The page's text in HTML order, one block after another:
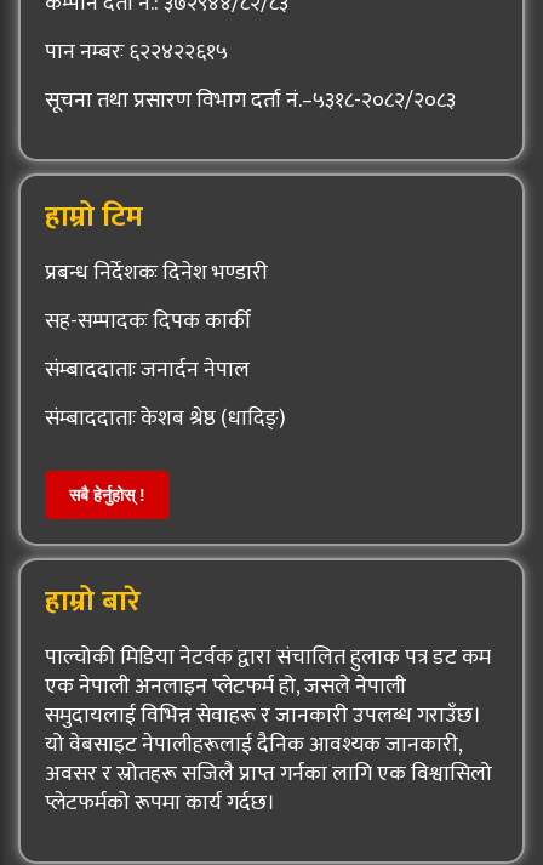
पान नम्बरः ६२२४२२६१५
सूचना तथा प्रसारण विभाग दर्ता नं.–५३१८-२०८२/२०८३
हाम्रो टिम
प्रबन्ध निर्देशकः दिनेश भण्डारी
सह-सम्पादकः दिपक कार्की
संम्बाददाताः जनार्दन नेपाल
संम्बाददाताः केशब श्रेष्ठ (धादिङ्)
सबै हेर्नुहोस् !
हाम्रो बारे
पाल्चोकी मिडिया नेटर्वक द्वारा संचालित हुलाक पत्र डट कम
एक नेपाली अनलाइन प्लेटफर्म हो, जसले नेपाली
समुदायलाई विभिन्न सेवाहरू र जानकारी उपलब्ध गराउँछ।
यो वेबसाइट नेपालीहरूलाई दैनिक आवश्यक जानकारी,
अवसर र स्रोतहरू सजिलै प्राप्त गर्नका लागि एक विश्वासिलो
प्लेटफर्मको रूपमा कार्य गर्दछ।